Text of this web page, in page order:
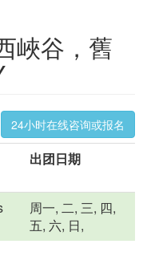
峽谷，舊
24小时在线咨询或报名
出团日期
周一, 二, 三, 四,
五, 六, 日,